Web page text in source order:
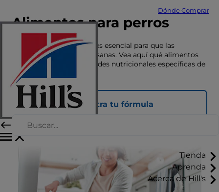
Dónde Comprar
Tienda
Aprenda
Acerca de Hill's
Alimentos para perros
Una nutrición adecuada es esencial para que las
mascotas vivan felices y sanas. Vea aquí qué alimentos
se adaptan a las necesidades nutricionales específicas de
su mascota.
Encuentra tu fórmula